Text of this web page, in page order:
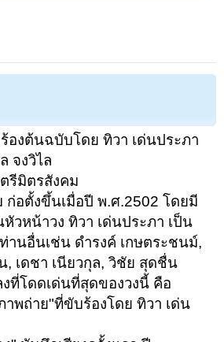
องต้นฉบับโดย ทิวา เด่นประภา
จงวิไล
รีมิตรสังคม
ก่อตั้งขึ้นเมื่อปี พ.ศ.2502 โดยมี
หัวหน้าวง ทิวา เด่นประภา เป็น
านอื่นเช่น ดำรงค์ เกษตระชนม์,
, เดชา เนียวกุล, วิชัย สุดชื่น
ที่โดดเด่นที่สุดของวงนี้ คือ
พถ่าย"ที่ขับร้องโดย ทิวา เด่น